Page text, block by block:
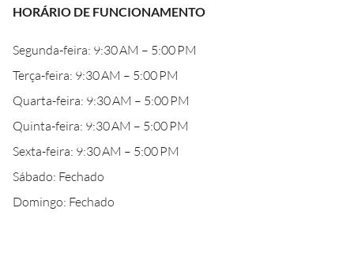
HORÁRIO DE FUNCIONAMENTO
Segunda-feira: 9:30 AM – 5:00 PM
Terça-feira: 9:30 AM – 5:00 PM
Quarta-feira: 9:30 AM – 5:00 PM
Quinta-feira: 9:30 AM – 5:00 PM
Sexta-feira: 9:30 AM – 5:00 PM
Sábado: Fechado
Domingo: Fechado